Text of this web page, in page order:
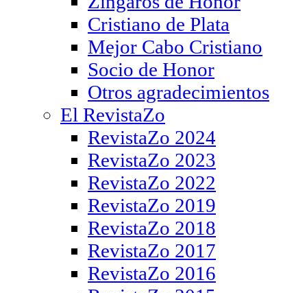
Cristiano de Plata
Mejor Cabo Cristiano
Socio de Honor
Otros agradecimientos
El RevistaZo
RevistaZo 2024
RevistaZo 2023
RevistaZo 2022
RevistaZo 2019
RevistaZo 2018
RevistaZo 2017
RevistaZo 2016